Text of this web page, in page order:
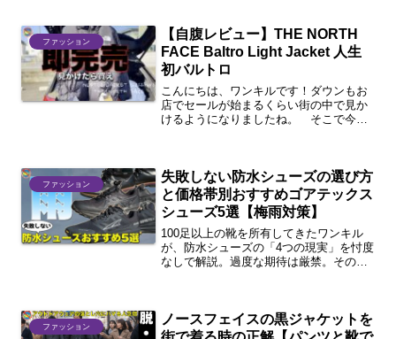
使い方が変わるため、適切...
ファッション
【自腹レビュー】THE NORTH
FACE Baltro Light Jacket 人生
初バルトロ
こんにちは、ワンキルです！ダウンもお
店でセールが始まるくらい街の中で見か
けるようになりましたね。 そこで今回
ファッション
失敗しない防水シューズの選び方
と価格帯別おすすめゴアテックス
シューズ5選【梅雨対策】
100足以上の靴を所有してきたワンキル
が、防水シューズの「4つの現実」を忖度
なしで解説。過度な期待は厳禁。その上
選を紹介します。
ファッション
ノースフェイスの黒ジャケットを